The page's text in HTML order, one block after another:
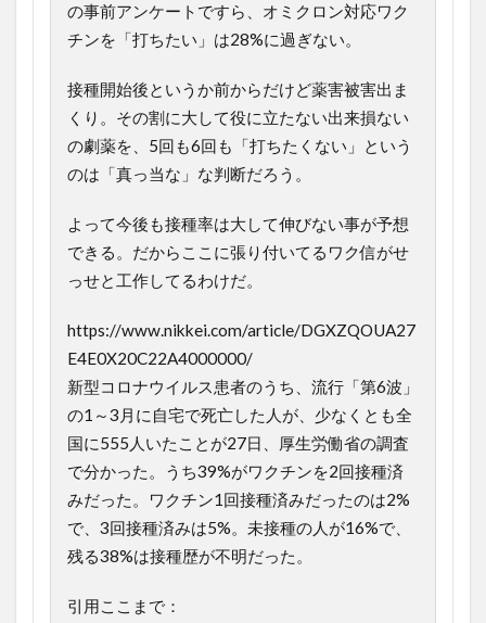
の事前アンケートですら、オミクロン対応ワク
チンを「打ちたい」は28%に過ぎない。
接種開始後というか前からだけど薬害被害出ま
くり。その割に大して役に立たない出来損ない
の劇薬を、5回も6回も「打ちたくない」という
のは「真っ当な」な判断だろう。
よって今後も接種率は大して伸びない事が予想
できる。だからここに張り付いてるワク信がせ
っせと工作してるわけだ。
https://www.nikkei.com/article/DGXZQOUA27
E4E0X20C22A4000000/
新型コロナウイルス患者のうち、流行「第6波」
の1～3月に自宅で死亡した人が、少なくとも全
国に555人いたことが27日、厚生労働省の調査
で分かった。うち39%がワクチンを2回接種済
みだった。ワクチン1回接種済みだったのは2%
で、3回接種済みは5%。未接種の人が16%で、
残る38%は接種歴が不明だった。
引用ここまで：